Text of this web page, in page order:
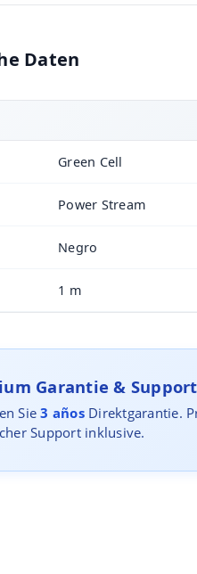
Daten
Green Cell
Power Stream
Negro
1 m
Garantie & Support
Sie3 añosDirektgarantie.
Support inklusive.